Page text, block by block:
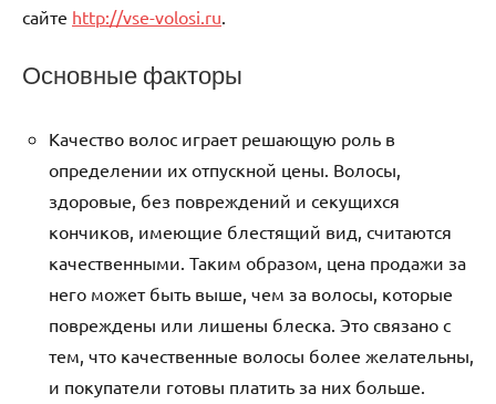
сайте http://vse-volosi.ru
Основные факторы
Качество волос играет решающую роль в
определении их отпускной цены. Волосы,
здоровые, без повреждений и секущихся
кончиков, имеющие блестящий вид, считаются
качественными. Таким образом, цена продажи за
него может быть выше, чем за волосы, которые
повреждены или лишены блеска. Это связано с
тем, что качественные волосы более желательны,
и покупатели готовы платить за них больше.